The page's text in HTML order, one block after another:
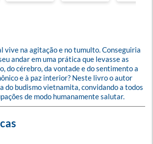
vive na agitação e no tumulto. Conseguiria
andar em uma prática que levasse as
do cérebro, da vontade e do sentimento a
e à paz interior? Neste livro o autor
do budismo vietnamita, convidando a todos
de modo humanamente salutar.